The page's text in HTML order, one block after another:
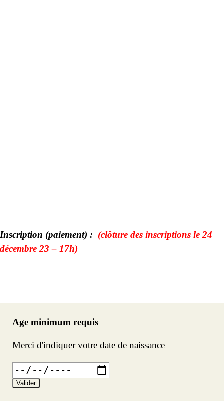
Inscription (paiement) : (clôture des inscriptions le 24
décembre 23 – 17h)
Age minimum requis
Merci d'indiquer votre date de naissance
Valider